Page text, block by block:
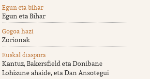
Egun eta bihar
Egun eta Bihar
Gogoa hazi
Zorionak
Euskal diaspora
Kantuz, Bakersfield eta Donibane
Lohizune ahaide, eta Dan Ansotegui